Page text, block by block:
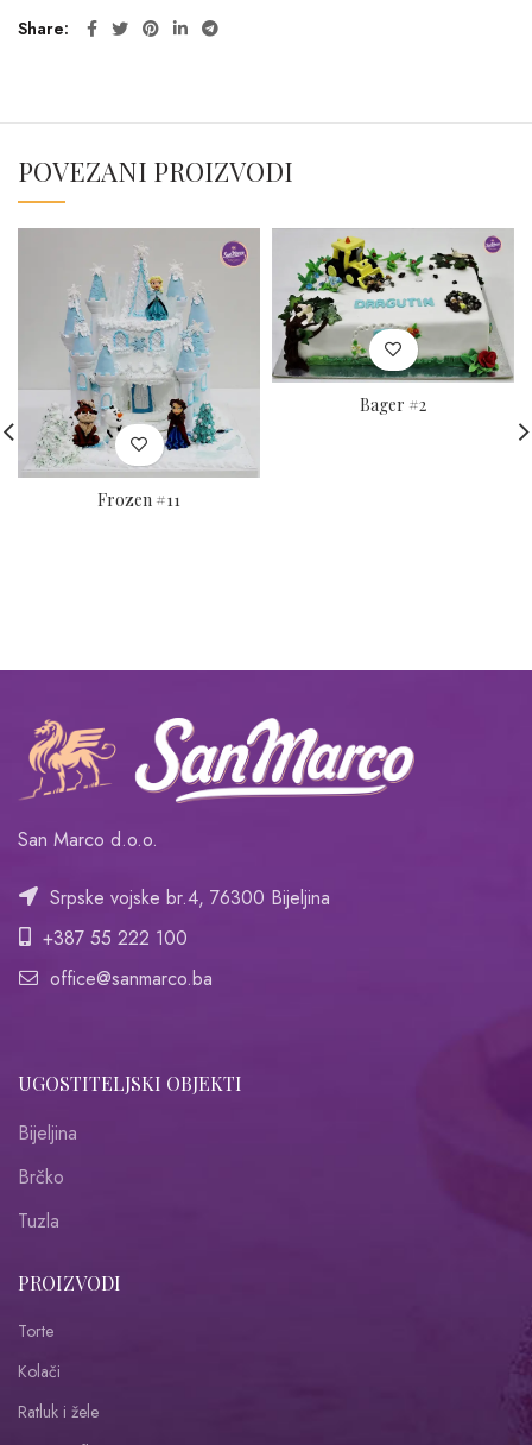
Share
POVEZANI PROIZVODI
Frozen #11
Bager #2
San Marco d.o.o.
Srpske vojske br.4, 76300 Bijeljina
+387 55 222 100
office@sanmarco.ba
UGOSTITELJSKI OBJEKTI
Bijeljina
Brčko
Tuzla
PROIZVODI
Torte
Kolači
Ratluk i žele